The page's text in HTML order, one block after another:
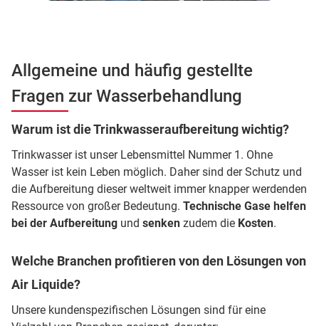
Allgemeine und häufig gestellte
Fragen zur Wasserbehandlung
Warum ist die Trinkwasseraufbereitung wichtig?
Trinkwasser ist unser Lebensmittel Nummer 1. Ohne
Wasser ist kein Leben möglich. Daher sind der Schutz und
die Aufbereitung dieser weltweit immer knapper werdenden
Ressource von großer Bedeutung. Technische Gase helfen
bei der Aufbereitung und senken zudem die Kosten.
Welche Branchen profitieren von den Lösungen von
Air Liquide?
Unsere kundenspezifischen Lösungen sind für eine